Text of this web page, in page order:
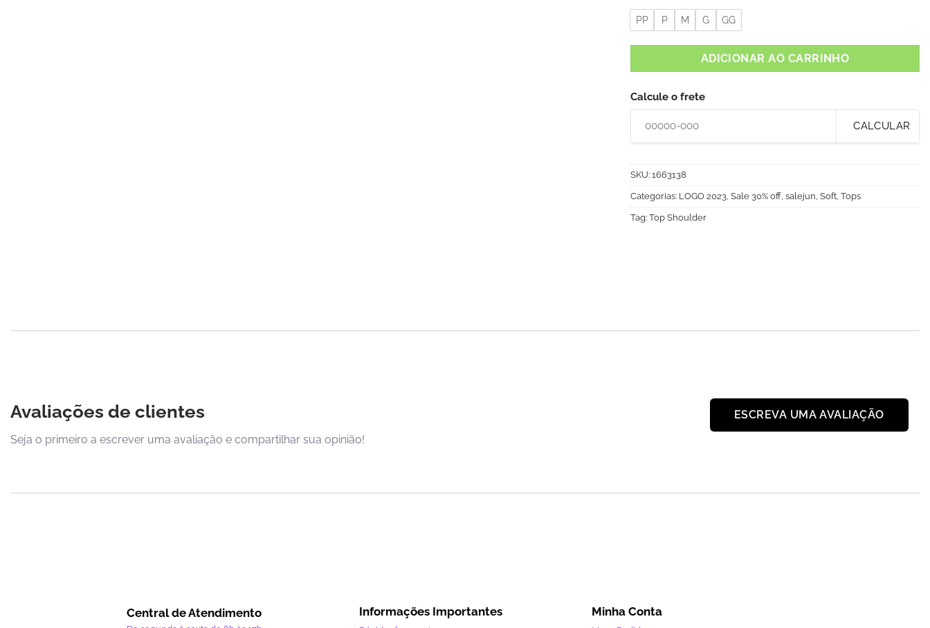
PP P M G GG
ADICIONAR AO CARRINHO
Calcule o frete
CALCULAR
SKU: 1663138
Categorias: LOGO 2023 Sale 30% off salejun Soft Tops
Tag: Top Shoulder
Avaliações de clientes
Seja o primeiro a escrever uma avaliação e compartilhar sua opinião!
ESCREVA UMA AVALIAÇÃO
Central de Atendimento Informações Importantes Minha Conta